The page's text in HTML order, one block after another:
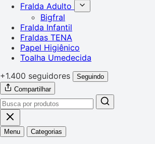
Fralda Adulto
Bigfral
Fralda Infantil
Fraldas TENA
Papel Higiênico
Toalha Umedecida
+1.400 seguidores
Seguindo
Compartilhar
Menu Categorias